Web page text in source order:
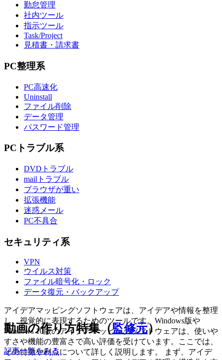
勤怠管理
社内ツール
指示ツール
Task/Project
見積書・請求書
PC整理系
PC高速化
Uninstall
ファイル削除
データ管理
パスワード管理
PCトラブル系
DVDトラブル
mailトラブル
ブラウザが重い
拡張機能
迷惑メール
PC不具合
セキュリティ系
VPN
ウイルス対策
ファイル暗号化・ロック
データ復元・バックアップ
アイデアマッピングソフトウェアは、アイデアや情報を整理
し、視覚的に表現するためのツールです。Windows版や
Windows 10版のアイデアマッピングソフトウェアは、使いや
すさや機能の豊富さで高い評価を受けています。ここでは、
その特徴や利点について詳しく説明します。 まず、アイデ
動画の作り方特集（監修元）
記事一覧をみる